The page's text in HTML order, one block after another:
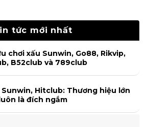
tức mới nhất
chơi xấu Sunwin, Go88, Rikvip,
B52club và 789club
Hitclub: Thương hiệu lớn
là đích ngắm